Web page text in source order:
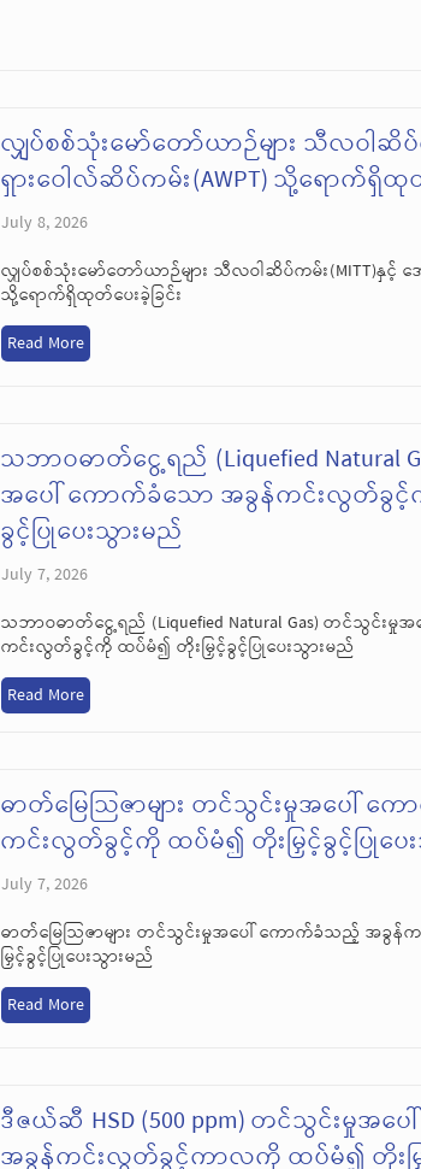
လျှပ်စစ်သုံးမော်တော်ယာဉ်များ သီလဝါဆိပ်
ရှားဝေါလ်ဆိပ်ကမ်း(AWPT) သို့ရောက်ရှိထုတ်
July 8, 2026
လျှပ်စစ်သုံးမော်တော်ယာဉ်များ သီလဝါဆိပ်ကမ်း(MITT)နှင့် အ
သို့ရောက်ရှိထုတ်ပေးခဲ့ခြင်း
Read More
သဘာဝဓာတ်ငွေ့ရည် (Liquefied Natural
အပေါ် ကောက်ခံသော အခွန်ကင်းလွတ်ခွင့်
ခွင့်ပြုပေးသွားမည်
July 7, 2026
သဘာဝဓာတ်ငွေ့ရည် (Liquefied Natural Gas) တင်သွင်းမှု
ကင်းလွတ်ခွင့်ကို ထပ်မံ၍ တိုးမြှင့်ခွင့်ပြုပေးသွားမည်
Read More
ဓာတ်မြေသြဇာများ တင်သွင်းမှုအပေါ်
ကင်းလွတ်ခွင့်ကို ထပ်မံ၍ တိုးမြှင့်ခွင့်ပြုပေ
July 7, 2026
ဓာတ်မြေသြဇာများ တင်သွင်းမှုအပေါ် ကောက်ခံသည့် အ
မြှင့်ခွင့်ပြုပေးသွားမည်
Read More
ဒီဇယ်ဆီ HSD (500 ppm) တင်သွင်းမှုအပ
အခွန်ကင်းလွတ်ခွင့်ကာလကို ထပ်မံ၍ တိုးမြှ